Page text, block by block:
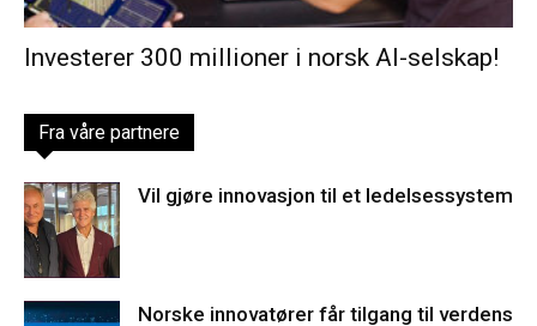
Investerer 300 millioner i norsk Al-selskap!
Fra våre partnere
Vil gjøre innovasjon til et ledelsessystem
Norske innovatører får tilgang til verdens